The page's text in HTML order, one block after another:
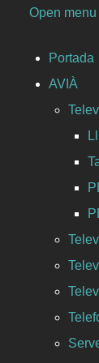
Open menu
Portada
AVIÀ